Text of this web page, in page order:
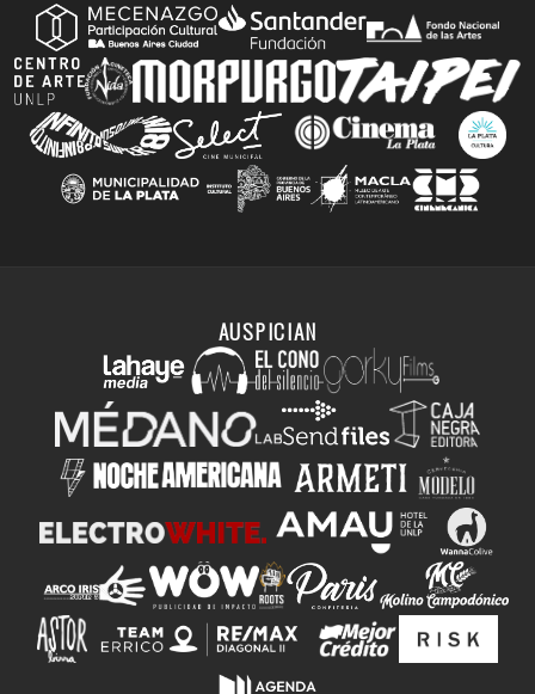
AUSPICIAN